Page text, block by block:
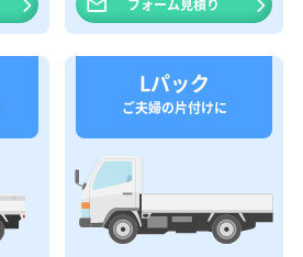
フォーム見積り
Lパック
ご夫婦の片付けに